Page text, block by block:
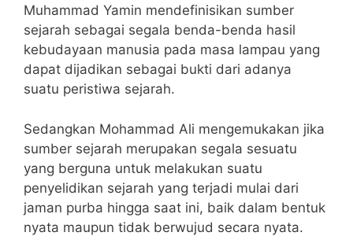
Muhammad Yamin mendefinisikan sumber
sejarah sebagai segala benda-benda hasil
kebudayaan manusia pada masa lampau yang
dapat dijadikan sebagai bukti dari adanya
suatu peristiwa sejarah.
Sedangkan Mohammad Ali mengemukakan jika
sumber sejarah merupakan segala sesuatu
yang berguna untuk melakukan suatu
penyelidikan sejarah yang terjadi mulai dari
jaman purba hingga saat ini, baik dalam bentuk
nyata maupun tidak berwujud secara nyata.